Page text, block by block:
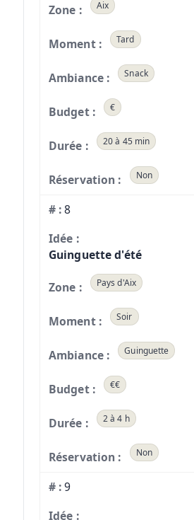
Aix
Tard
Snack
€
20 à 45 min
Non
8
Guinguette d'été
Pays d'Aix
Soir
Guinguette
€€
2 à 4 h
Non
9